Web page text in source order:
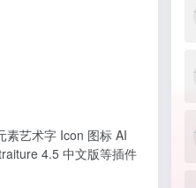
素艺术字 Icon 图标 AI
4.5 中文版等插件